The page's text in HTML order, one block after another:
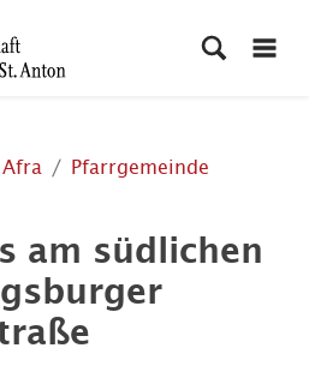
Pfarrgemeinde
am südlichen